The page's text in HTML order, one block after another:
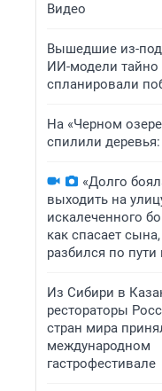
Видео
Вышедшие из-под
ИИ-модели тайно
спланировали
На «Черном
спилили
«Долго
выходить на
искалеченного
как спасает
разбился по пути
Из Сибири в
рестораторы
стран мира
международном
гастрофестивале